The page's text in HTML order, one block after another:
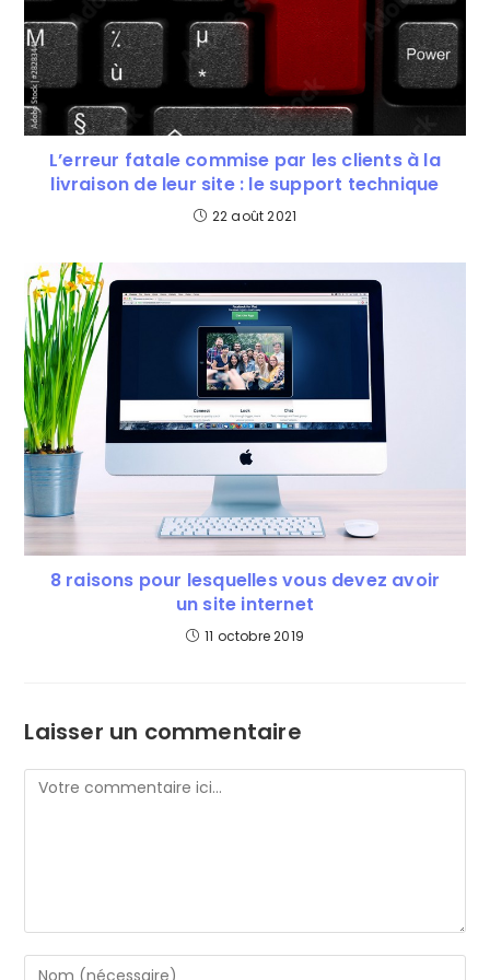
L’erreur fatale commise par les clients à la
livraison de leur site : le support technique
22 août 2021
8 raisons pour lesquelles vous devez avoir
un site internet
11 octobre 2019
Laisser un commentaire
Comment
Enter